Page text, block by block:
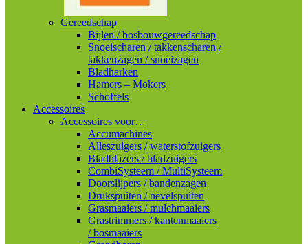
Gereedschap
Bijlen / bosbouwgereedschap
Snoeischaren / takkenscharen /
takkenzagen / snoeizagen
Bladharken
Hamers – Mokers
Schoffels
Accessoires
Accessoires voor…
Accumachines
Alleszuigers / waterstofzuigers
Bladblazers / bladzuigers
CombiSysteem / MultiSysteem
Doorslijpers / bandenzagen
Drukspuiten / nevelspuiten
Grasmaaiers / mulchmaaiers
Grastrimmers / kantenmaaiers
/ bosmaaiers